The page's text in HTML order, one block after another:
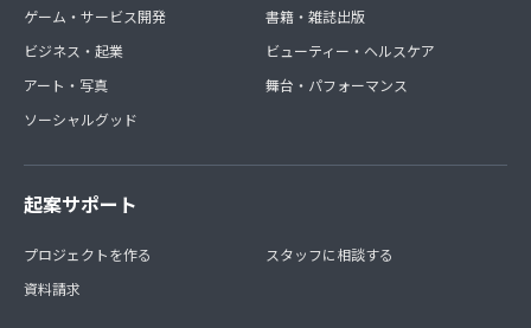
ゲーム・サービス開発
ビジネス・起業
アート・写真
ソーシャルグッド
書籍・雑誌出版
ビューティー・ヘルスケア
舞台・パフォーマンス
起案サポート
プロジェクトを作る
資料請求
スタッフに相談する